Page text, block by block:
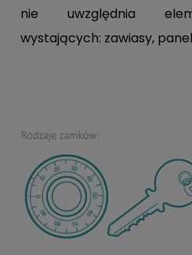
nie uwzględnia
wystających: zawiasy,